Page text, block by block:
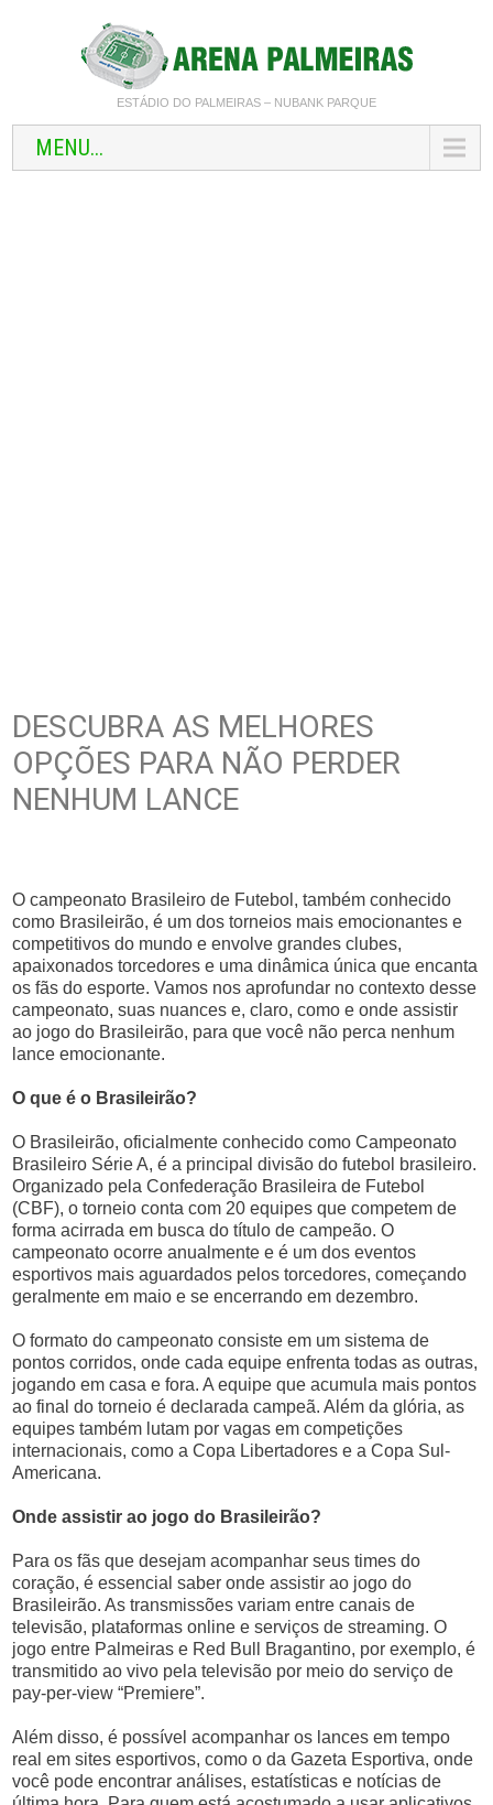
ESTÁDIO DO PALMEIRAS – NUBANK PARQUE
MENU...
DESCUBRA AS MELHORES
OPÇÕES PARA NÃO PERDER
NENHUM LANCE
O campeonato Brasileiro de Futebol, também conhecido
como Brasileirão, é um dos torneios mais emocionantes e
competitivos do mundo e envolve grandes clubes,
apaixonados torcedores e uma dinâmica única que encanta
os fãs do esporte. Vamos nos aprofundar no contexto desse
campeonato, suas nuances e, claro, como e onde assistir
ao jogo do Brasileirão, para que você não perca nenhum
lance emocionante.
O que é o Brasileirão?
O Brasileirão, oficialmente conhecido como Campeonato
Brasileiro Série A, é a principal divisão do futebol brasileiro.
Organizado pela Confederação Brasileira de Futebol
(CBF), o torneio conta com 20 equipes que competem de
forma acirrada em busca do título de campeão. O
campeonato ocorre anualmente e é um dos eventos
esportivos mais aguardados pelos torcedores, começando
geralmente em maio e se encerrando em dezembro.
O formato do campeonato consiste em um sistema de
pontos corridos, onde cada equipe enfrenta todas as outras,
jogando em casa e fora. A equipe que acumula mais pontos
ao final do torneio é declarada campeã. Além da glória, as
equipes também lutam por vagas em competições
internacionais, como a Copa Libertadores e a Copa Sul-
Americana.
Onde assistir ao jogo do Brasileirão?
Para os fãs que desejam acompanhar seus times do
coração, é essencial saber onde assistir ao jogo do
Brasileirão. As transmissões variam entre canais de
televisão, plataformas online e serviços de streaming. O
jogo entre Palmeiras e Red Bull Bragantino, por exemplo, é
transmitido ao vivo pela televisão por meio do serviço de
pay-per-view “Premiere”.
Além disso, é possível acompanhar os lances em tempo
real em sites esportivos, como o da Gazeta Esportiva, onde
você pode encontrar análises, estatísticas e notícias de